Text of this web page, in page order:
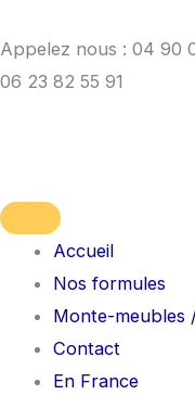
au
contenu
Appelez nous : 04 90
06 23 82 55 91
Accueil
Nos formules
Monte-meubles
Contact
En France